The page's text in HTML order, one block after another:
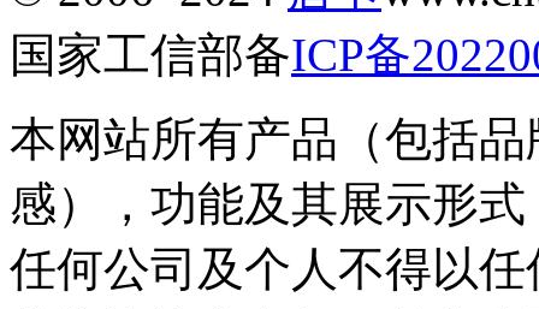
国家工信部备ICP备
本网站所有产品（包括
感），功能及其展示形
任何公司及个人不得以